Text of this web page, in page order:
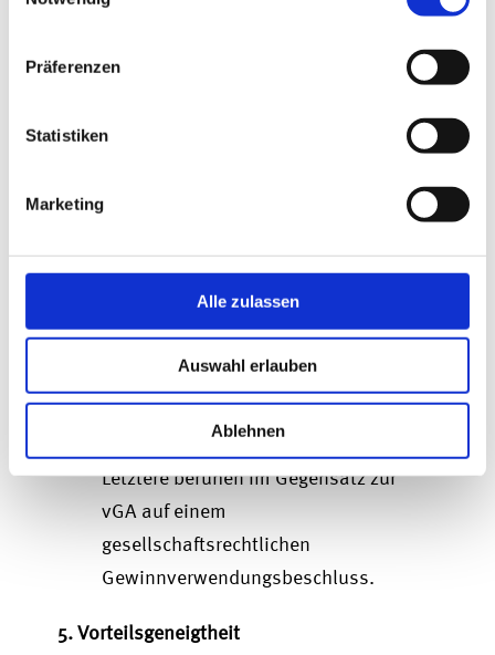
Präferenzen
Statistiken
Marketing
Alle zulassen
Auswahl erlauben
Ablehnen
Satz 1 Einkommensteuergesetz (EStG)
Die Vermögensminderung oder
muss sich auf den Gewinn lt.
ergibt sich aus dem
Satz 1 EStG .
4. Kein Zusammenhang mit einer offenen
Gewinnausschüttung
Die vGA ist von der offenen
Gewinnausschüttung abzugrenzen.
Letztere beruhen im Gegensatz zur
vGA auf einem
gesellschaftsrechtlichen
Gewinnverwendungsbeschluss.
5. Vorteilsgeneigtheit